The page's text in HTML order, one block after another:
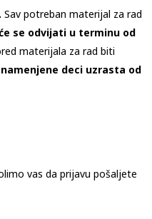
Sav potreban materijal za rad
se odvijati u terminu od
materijala za rad biti
deci uzrasta od
vas da prijavu pošaljete